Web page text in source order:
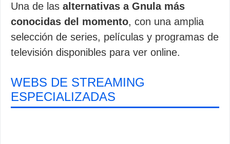
Una de las alternativas a Gnula más
conocidas del momento, con una amplia
selección de series, películas y programas de
televisión disponibles para ver online.
WEBS DE STREAMING
ESPECIALIZADAS